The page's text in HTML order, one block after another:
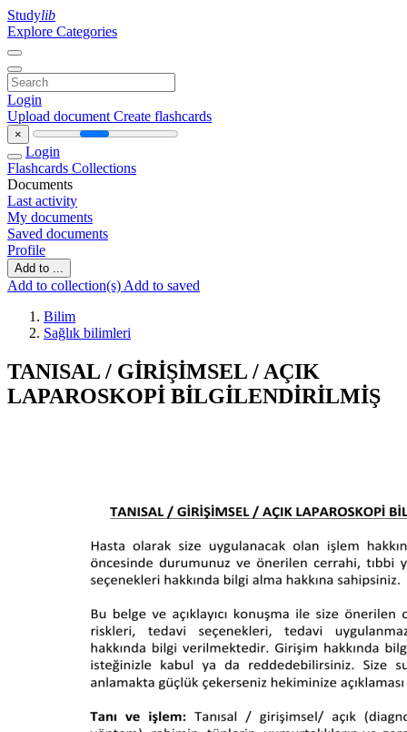
Studylib
Explore Categories
Login
Upload document Create flashcards
×
Login
Flashcards Collections
Documents
Last activity
My documents
Saved documents
Profile
Add to ...
Add to collection(s) Add to saved
Bilim
Sağlık bilimleri
TANISAL / GİRİŞİMSEL / AÇIK
LAPAROSKOPİ BİLGİLENDİRİLMİŞ